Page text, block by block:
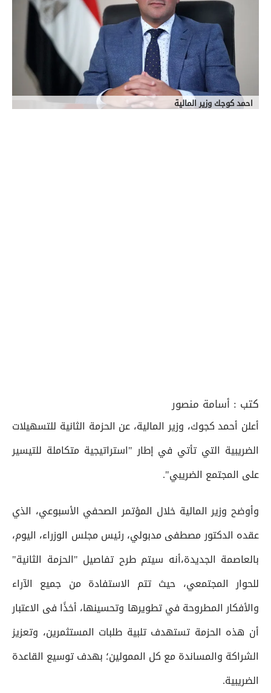
احمد كوجك وزير المالية
كتب : أسامة منصور
أعلن أحمد كجوك، وزير المالية، عن الحزمة الثانية للتسهيلات
الضريبية التي تأتي في إطار "استراتيجية متكاملة للتيسير
على المجتمع الضريبي".
وأوضح وزير المالية خلال المؤتمر الصحفي الأسبوعي، الذي
عقده الدكتور مصطفى مدبولي، رئيس مجلس الوزراء، اليوم،
بالعاصمة الجديدة،أنه سيتم طرح تفاصيل "الحزمة الثانية"
للحوار المجتمعي، حيث تتم الاستفادة من جميع الآراء
والأفكار المطروحة في تطويرها وتحسينها، أخذًا فى الاعتبار
أن هذه الحزمة تستهدف تلبية طلبات المستثمرين، وتعزيز
الشراكة والمساندة مع كل الممولين؛ بهدف توسيع القاعدة
الضريبية.